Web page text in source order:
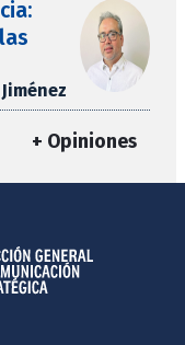
+ Opiniones